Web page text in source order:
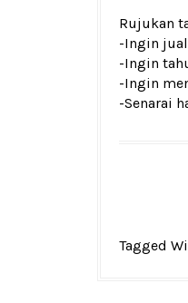
Rujukan
-Ingin
-Ingin
-Ingin
-Senarai
Tagged